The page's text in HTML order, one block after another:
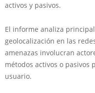
activos y pasivos.
El informe analiza
geolocalización en las
amenazas involucran
métodos activos o
usuario.